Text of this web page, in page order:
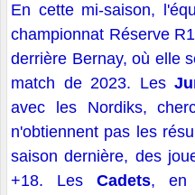
En cette mi-saison,
championnat Réserve
derrière Bernay, où elle
match de 2023. Les
avec les Nordiks,
n'obtiennent pas les
saison dernière, des
+18. Les Cadets, en